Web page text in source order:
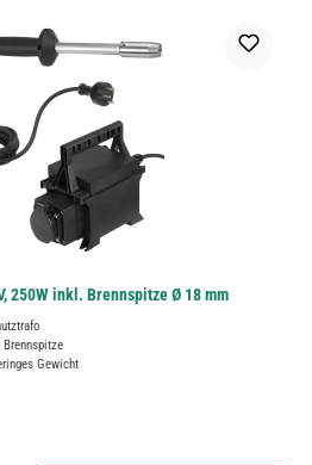
250W inkl. Brennspitze Ø 18 mm
Brennspitze
Gewicht